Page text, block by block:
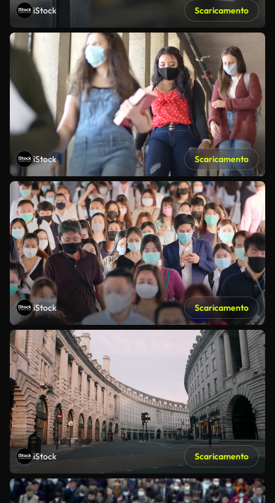
iStock Scaricamento
iStock Scaricamento
iStock Scaricamento
iStock Scaricamento